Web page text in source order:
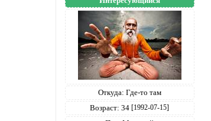
Откуда: Где-то там
Возраст: 34 [1992-07-15]